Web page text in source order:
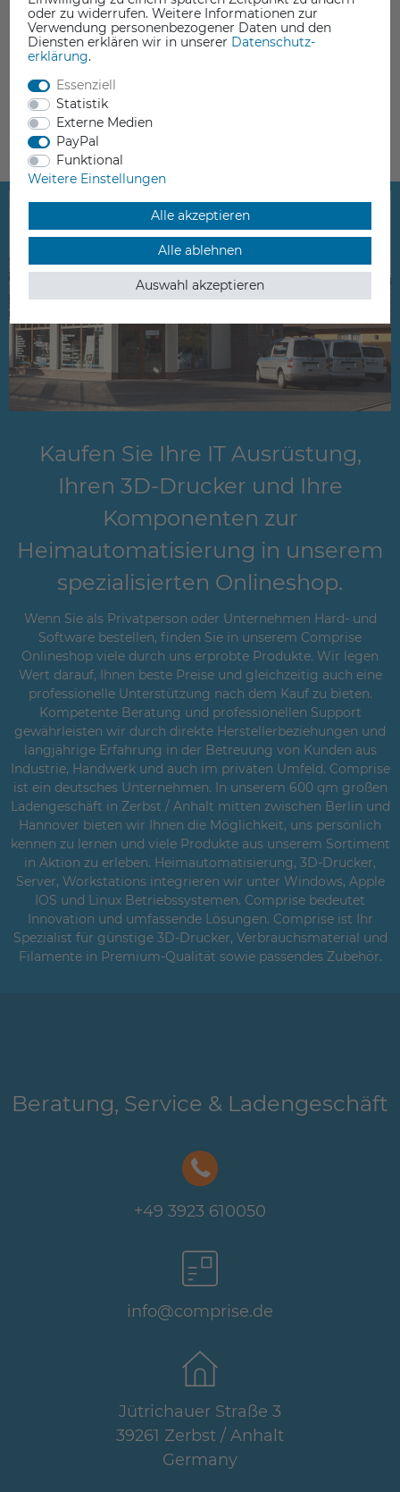
HomeMatic 76795 HM-LC-Sw1-SM Funk-Schaltaktor 1-fach
74,95 €
Lieferzeit 5-10 Werktage
Kaufen Sie Ihre IT Ausrüstung,
Ihren 3D-Drucker und Ihre
Komponenten zur
Heimautomatisierung in unserem
spezialisierten Onlineshop.
Wenn Sie als Privatperson oder Unternehmen Hard- und
Software bestellen, finden Sie in unserem Comprise
Onlineshop viele durch uns erprobte Produkte. Wir legen
Wert darauf, Ihnen beste Preise und gleichzeitig auch eine
professionelle Unterstützung nach dem Kauf zu bieten.
Kompetente Beratung und professionellen Support
gewährleisten wir durch direkte Herstellerbeziehungen und
langjährige Erfahrung in der Betreuung von Kunden aus
Industrie, Handwerk und auch im privaten Umfeld. Comprise
ist ein deutsches Unternehmen. In unserem 600 qm großen
Ladengeschäft in Zerbst / Anhalt mitten zwischen Berlin und
Hannover bieten wir Ihnen die Möglichkeit, uns persönlich
kennen zu lernen und viele Produkte aus unserem Sortiment
in Aktion zu erleben. Heimautomatisierung, 3D-Drucker,
Server, Workstations integrieren wir unter Windows, Apple
IOS und Linux Betriebssystemen. Comprise bedeutet
Innovation und umfassende Lösungen. Comprise ist Ihr
Spezialist für günstige 3D-Drucker, Verbrauchsmaterial und
Filamente in Premium-Qualität sowie passendes Zubehör.
Beratung, Service & Ladengeschäft
+49 3923 610050
info@comprise.de
Jütrichauer Straße 3
39261 Zerbst / Anhalt
Germany
oder zu widerrufen. Weitere Informationen zur
Verwendung personenbezogener Daten und den
Diensten erklären wir in unserer Daten­schutz­
erklärung.
Essenziell
Statistik
Externe Medien
PayPal
Funktional
Weitere Einstellungen
Alle akzeptieren
Alle ablehnen
Auswahl akzeptieren